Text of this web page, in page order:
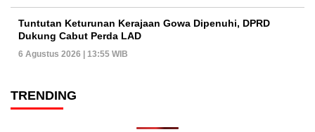
Tuntutan Keturunan Kerajaan Gowa Dipenuhi, DPRD
Dukung Cabut Perda LAD
6 Agustus 2026 | 13:55 WIB
TRENDING